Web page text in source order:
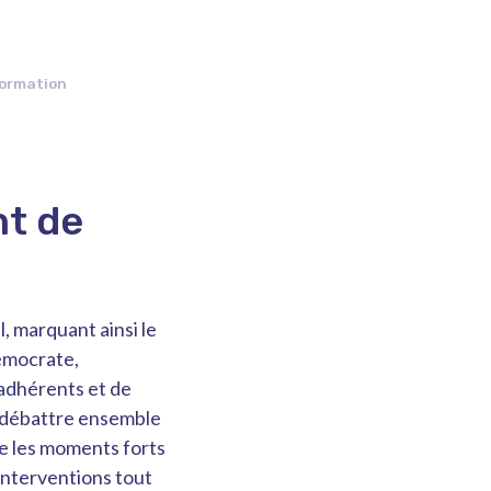
de
marquant ainsi le
et de
ensemble
les moments forts
tout